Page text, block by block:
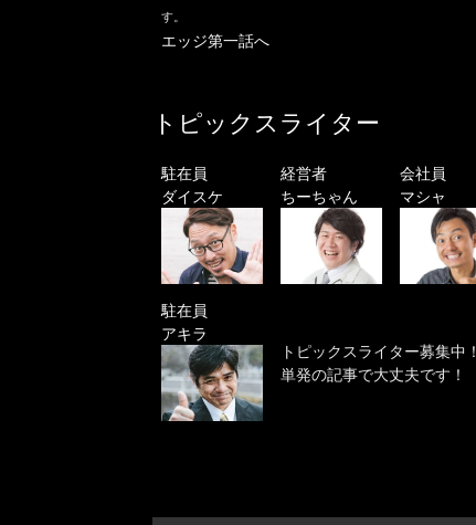
す。
エッジ第一話へ
トピックスライター
駐在員
ダイスケ
経営者
ちーちゃん
会社員
マシャ
駐在員
アキラ
トピックスライター募集中！
単発の記事で大丈夫です！